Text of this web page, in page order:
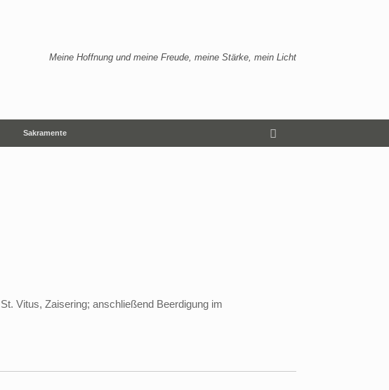
Meine Hoffnung und meine Freude, meine Stärke, mein Licht
Sakramente
Vitus, Zaisering; anschließend Beerdigung im